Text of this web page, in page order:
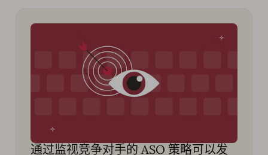
通过监视竞争对手的 ASO 策略可以发